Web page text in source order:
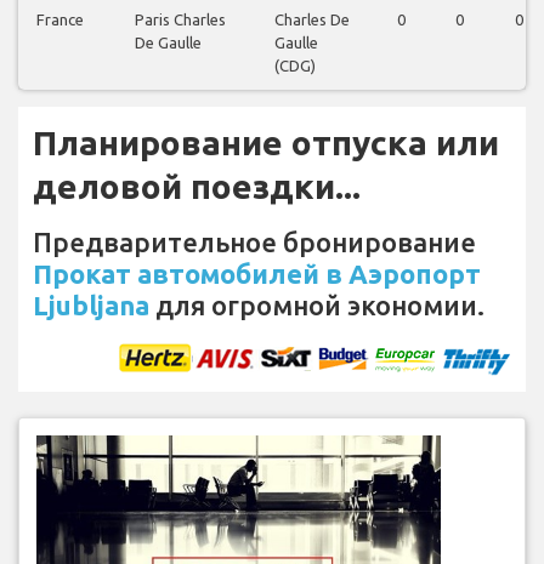
France
Paris Charles
De Gaulle
Charles De
Gaulle
(CDG)
0 0 0
Планирование отпуска или
деловой поездки...
Предварительное бронирование
Прокат автомобилей в Аэропорт
Ljubljana для огромной экономии.